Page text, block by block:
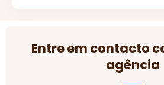
Entre em contacto
agência